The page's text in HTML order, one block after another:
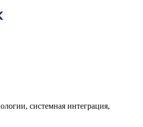
системная интеграция,